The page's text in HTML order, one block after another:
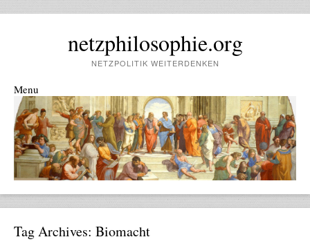
netzphilosophie.org
NETZPOLITIK WEITERDENKEN
Menu
Skip to content
Tag Archives: Biomacht